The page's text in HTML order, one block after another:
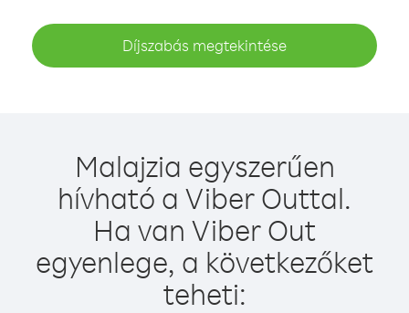
Díjszabás megtekintése
Malajzia egyszerűen
hívható a Viber Outtal.
Ha van Viber Out
egyenlege, a következőket
teheti: